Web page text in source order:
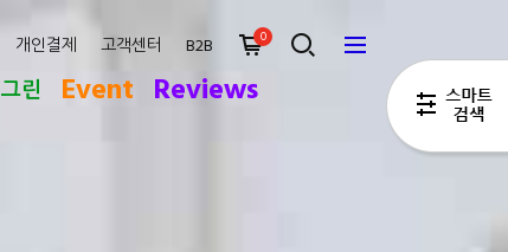
개인결제 고객센터 B2B 0
그린 Event Reviews